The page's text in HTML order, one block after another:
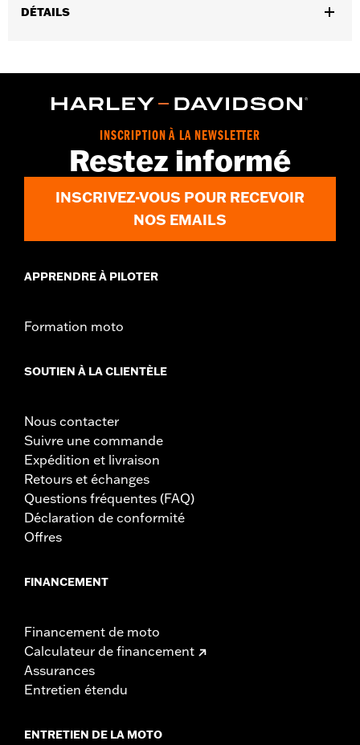
DÉTAILS
Caractéristiques fonctionnelles:Fermeture zippée à l'avant
d.com/warrantypour plus de détails
Importé
INSCRIPTION À LA NEWSLETTER
Restez informé
INSCRIVEZ-VOUS POUR RECEVOIR
NOS EMAILS
APPRENDRE À PILOTER
Formation moto
SOUTIEN À LA CLIENTÈLE
Nous contacter
Suivre une commande
Expédition et livraison
Retours et échanges
Questions fréquentes (FAQ)
Déclaration de conformité
Offres
FINANCEMENT
Financement de moto
Calculateur de financement
Assurances
Entretien étendu
ENTRETIEN DE LA MOTO